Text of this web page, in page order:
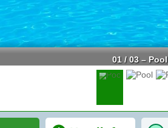
01 / 03 – Pool